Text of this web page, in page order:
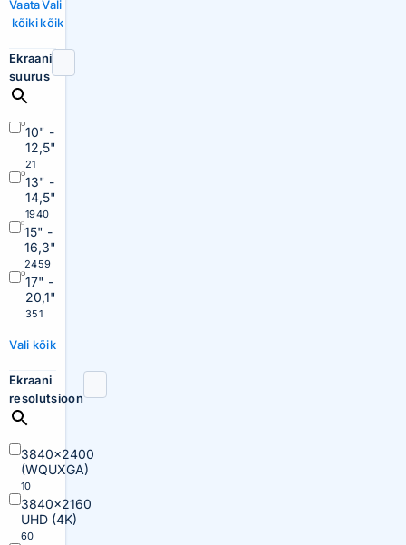
Vaata
kõiki
Vali
kõik
Ekraani
suurus
10" -
12,5"
21
13" -
14,5"
1940
15" -
16,3"
2459
17" -
20,1"
351
Vali kõik
Ekraani
resolutsioon
3840×2400
(WQUXGA)
10
3840×2160
UHD (4K)
60